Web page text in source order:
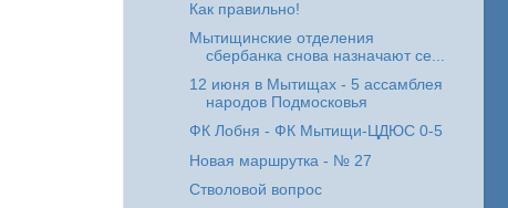
Как правильно!
Мытищинские отделения
сбербанка снова назначают се...
12 июня в Мытищах - 5 ассамблея
народов Подмосковья
ФК Лобня - ФК Мытищи-ЦДЮС 0-5
Новая маршрутка - № 27
Стволовой вопрос